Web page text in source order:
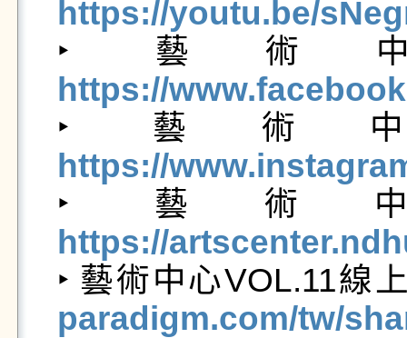
https://youtu.be/
‣ 藝術中
https://
‣ 藝術中
https://
‣ 藝術
https://
‣ 藝術中心VOL.11線
paradigm.com/tw/